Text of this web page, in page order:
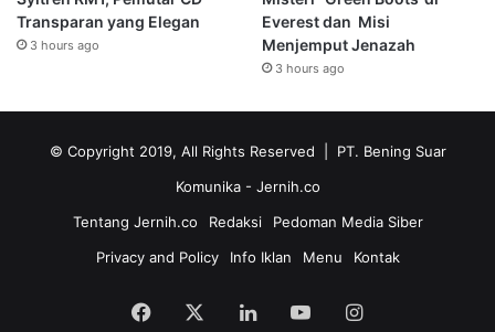
Transparan yang Elegan
3 hours ago
Everest dan Misi
Menjemput Jenazah
3 hours ago
© Copyright 2019, All Rights Reserved | PT. Bening Suar
Komunika - Jernih.co
Tentang Jernih.co
Redaksi
Pedoman Media Siber
Privacy and Policy
Info Iklan Menu Kontak
Facebook LinkedInYouTubeInstagram